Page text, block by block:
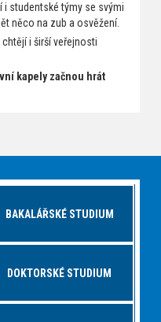
i studentské týmy se svými
něco na zub a osvěžení.
i širší veřejnosti
kapely začnou hrát
BAKALÁŘSKÉ STUDIUM
DOKTORSKÉ STUDIUM